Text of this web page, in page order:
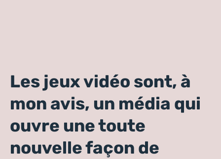
Les jeux vidéo sont, à
mon avis, un média qui
ouvre une toute
nouvelle façon de